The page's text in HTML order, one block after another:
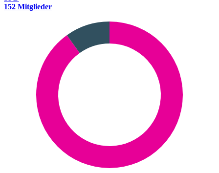
152 Mitglieder